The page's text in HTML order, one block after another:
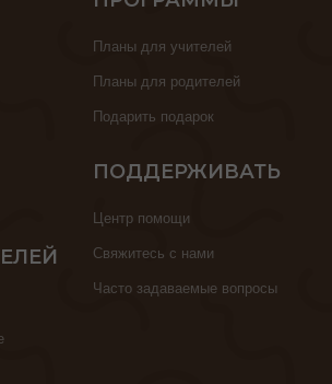
Планы для учителей
Планы для родителей
Подарить подарок
ПОДДЕРЖИВАТЬ
Центр помощи
Свяжитесь с нами
Часто задаваемые вопросы